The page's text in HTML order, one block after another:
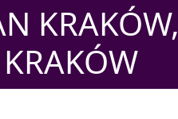
KRAKÓW,